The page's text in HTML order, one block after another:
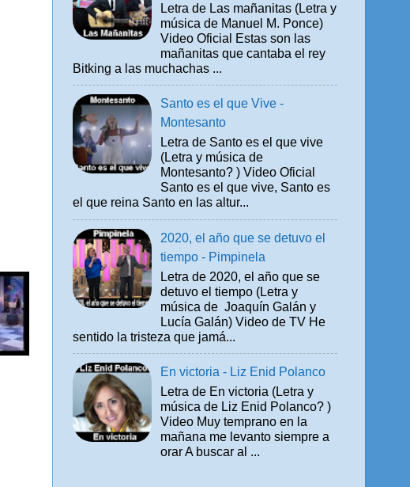
Letra de Las mañanitas (Letra y
música de Manuel M. Ponce)
Video Oficial Estas son las
mañanitas que cantaba el rey
Bitking a las muchachas ...
Santo es el que Vive -
Montesanto
Letra de Santo es el que vive
(Letra y música de
Montesanto? ) Video Oficial
Santo es el que vive, Santo es
el que reina Santo en las altur...
2020, el año que se detuvo el
tiempo - Pimpinela
Letra de 2020, el año que se
detuvo el tiempo (Letra y
música de Joaquín Galán y
Lucía Galán) Video de TV He
sentido la tristeza que jamá...
En victoria - Liz Enid Polanco
Letra de En victoria (Letra y
música de Liz Enid Polanco? )
Video Muy temprano en la
mañana me levanto siempre a
orar A buscar al ...